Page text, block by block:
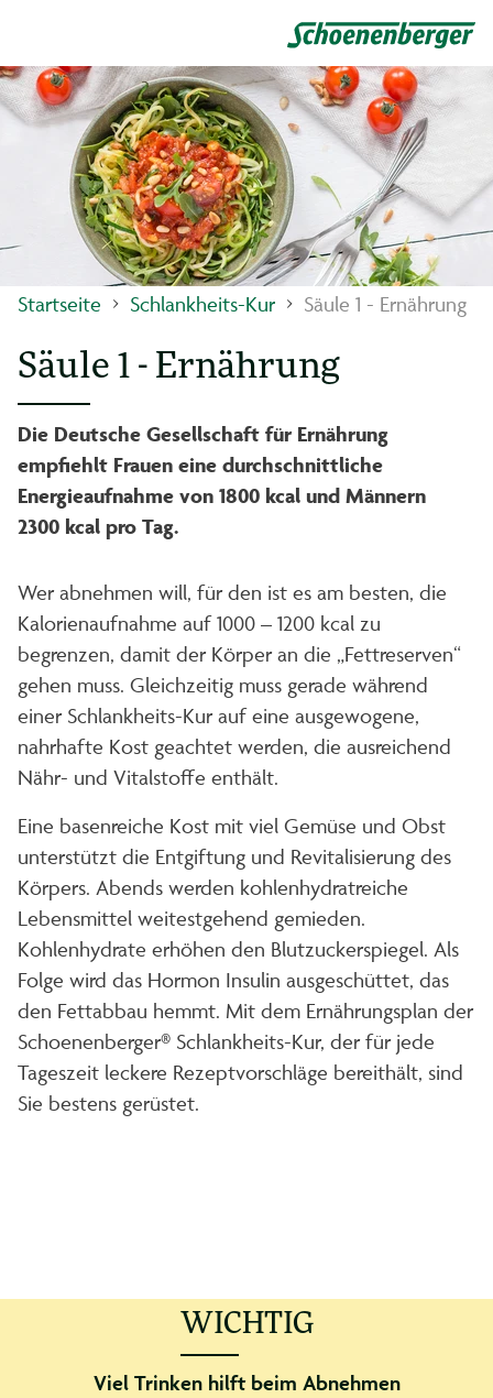
Startseite Schlankheits-Kur Säule 1 - Ernährung
Säule 1 - Ernährung
Die Deutsche Gesellschaft für Ernährung
empfiehlt Frauen eine durchschnittliche
Energieaufnahme von 1800 kcal und Männern
2300 kcal pro Tag.
Wer abnehmen will, für den ist es am besten, die
Kalorienaufnahme auf 1000 – 1200 kcal zu
begrenzen, damit der Körper an die „Fettreserven“
gehen muss. Gleichzeitig muss gerade während
einer Schlankheits-Kur auf eine ausgewogene,
nahrhafte Kost geachtet werden, die ausreichend
Nähr- und Vitalstoffe enthält.
Eine basenreiche Kost mit viel Gemüse und Obst
unterstützt die Entgiftung und Revitalisierung des
Körpers. Abends werden kohlenhydratreiche
Lebensmittel weitestgehend gemieden.
Kohlenhydrate erhöhen den Blutzuckerspiegel. Als
Folge wird das Hormon Insulin ausgeschüttet, das
den Fettabbau hemmt. Mit dem Ernährungsplan der
Schoenenberger® Schlankheits-Kur, der für jede
Tageszeit leckere Rezeptvorschläge bereithält, sind
Sie bestens gerüstet.
WICHTIG
Viel Trinken hilft beim Abnehmen